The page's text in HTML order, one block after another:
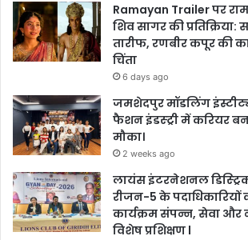
Ramayan Trailer पर
शिव सागर की प्रतिक्रिया:
तारीफ, रणबीर कपूर की
चिंता
6 days ago
जमशेदपुर मॉडलिंग
फैशन इंडस्ट्री में करियर
मौका।
2 weeks ago
लायंस इंटरनेशनल
रीजन-5 के
कार्यक्रम संपन्न, सेवा और
विशेष प्रशिक्षण l